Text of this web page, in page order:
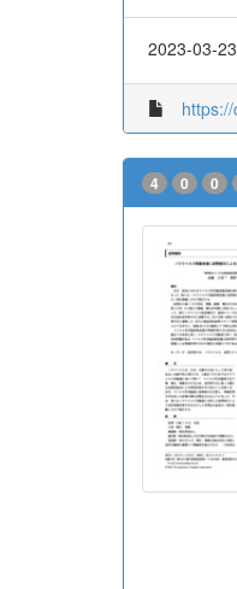
2023-03-
4 0 0